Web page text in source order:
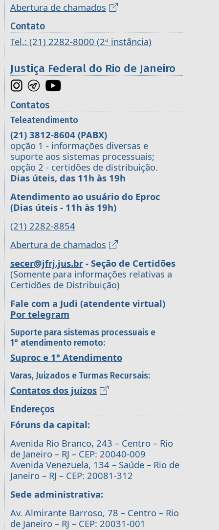
Abertura de chamados
Contato
Tel.: (21) 2282-8000 (2ª instância)
Justiça Federal do Rio de Janeiro
Contatos
Teleatendimento
(21) 3812-8604 (PABX)
opção 1 - informações diversas e
suporte aos sistemas processuais;
opção 2 - certidões de distribuição.
Dias úteis, das 11h às 19h
Atendimento ao usuário do Eproc
(Dias úteis - 11h às 19h)
(21) 2282-8854
Abertura de chamados
secer@jfrj.jus.br - Seção de Certidões
(Somente para informações relativas a
Certidões de Distribuição)
Fale com a Judi (atendente virtual)
Por telegram
Suporte para sistemas processuais e
1° atendimento remoto:
Suproc e 1° Atendimento
Varas, Juizados e Turmas Recursais:
Contatos dos juízos
Endereços
Fóruns da capital:
Avenida Rio Branco, 243 – Centro – Rio
de Janeiro – RJ – CEP: 20040-009
Avenida Venezuela, 134 – Saúde – Rio de
Janeiro – RJ – CEP: 20081-312
Sede administrativa:
Av. Almirante Barroso, 78 – Centro – Rio
de Janeiro – RJ – CEP: 20031-001